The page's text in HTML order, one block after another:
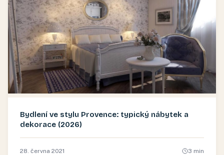
Bydlení ve stylu Provence: typický nábytek a
dekorace (2026)
28. června 2021 3 min